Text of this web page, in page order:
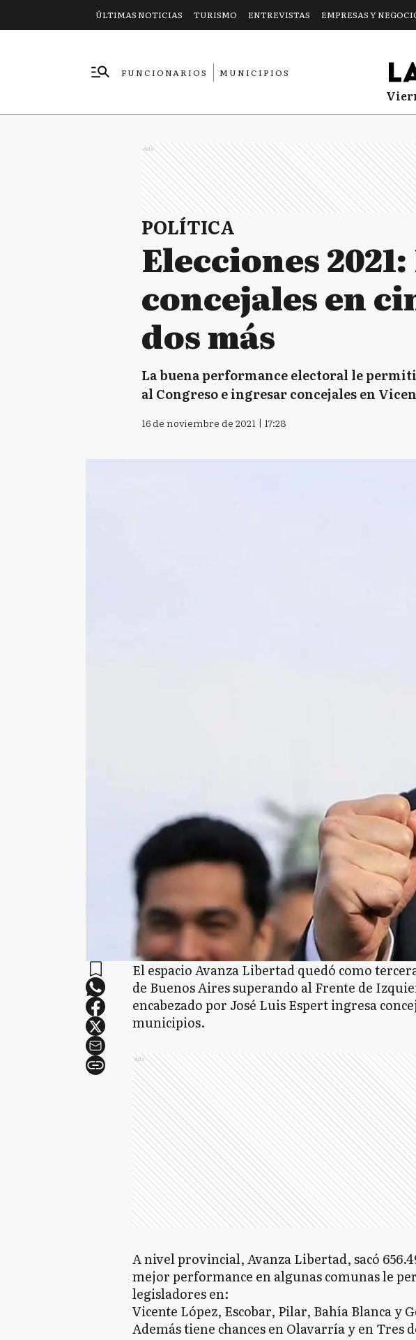
ÚLTIMAS NOTICIAS TURISMO ENTREVISTAS EMPRESAS Y
FUNCIONARIOS
MUNICIPIOS
Ads
POLÍTICA
Elecciones
concejales en
dos más
La buena performance electoral le
al Congreso e ingresar concejales en
16 de noviembre de 2021 | 17:28
El espacio Avanza Libertad quedó como
de Buenos Aires superando al Frente de
encabezado por José Luis Espert ingresa
municipios.
Ads
A nivel provincial, Avanza Libertad, sacó
mejor performance en algunas comunas le
legisladores en:
Vicente López, Escobar, Pilar, Bahía Blanca y
Además tiene chances en Olavarría y en Tres